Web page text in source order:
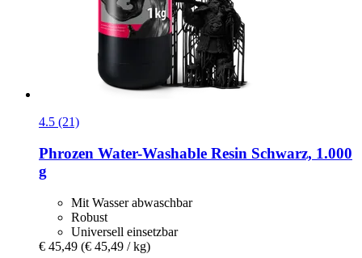
4.5 (21)
Phrozen Water-​Washable Resin Schwarz, 1.000
g
Mit Wasser abwaschbar
Robust
Universell einsetzbar
€ 45,49 (€ 45,49 / kg)